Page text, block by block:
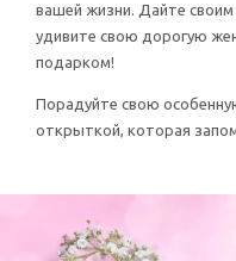
вашей жизни. Дайте
удивите свою дорогую
подарком!
Порадуйте свою
открыткой, которая